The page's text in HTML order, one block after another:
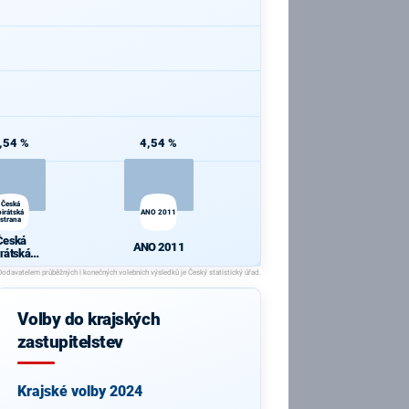
%
Česká
strana
4,54 %
ANO 2011
ANO 2011
Volby do krajských
zastupitelstev
Krajské volby 2024